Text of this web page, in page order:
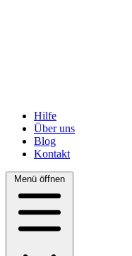
Hilfe
Über uns
Blog
Kontakt
Menü öffnen